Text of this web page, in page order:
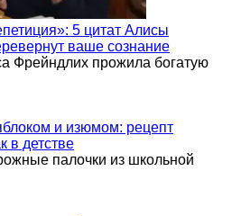
5 цитат Алисы
ваше сознание
Фрейндлих прожила богатую
и изюмом: рецепт
в детстве
палочки из школьной